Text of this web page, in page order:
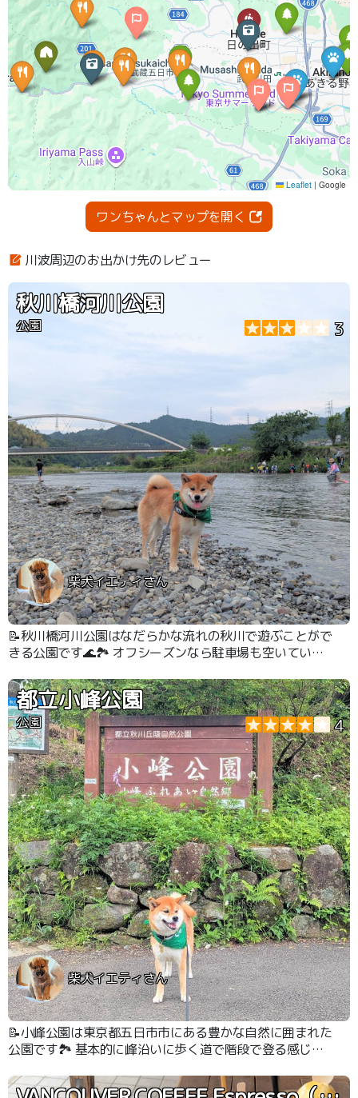
ワンちゃんとマップを開く
川波周辺のお出かけ先のレビュー
秋川橋河川公園
公園 3
柴犬イエティさん
📝秋川橋河川公園はなだらかな流れの秋川で遊ぶことがで
きる公園です🌊🏞️ オフシーズンなら駐車場も空いてい
都立小峰公園
公園 4
柴犬イエティさん
📝小峰公園は東京都五日市市にある豊かな自然に囲まれた
公園です🏞️ 基本的に峰沿いに歩く道で階段で登る感じで
比べて気温が低い気がします🌡️ #ハイキング